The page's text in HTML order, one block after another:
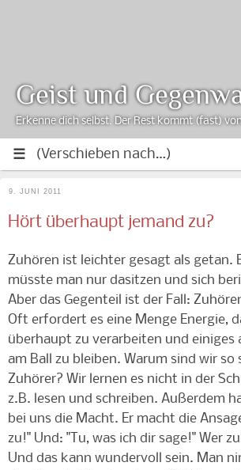
Geist und
Erkenne dich selbst. Der Rest kommt (fast)
9. JUNI 2011
Hört überhaupt jemand zu?
Zuhören ist leichter gesagt als getan.
müsste man nur dasitzen und sich
Aber das Gegenteil ist der Fall:
Oft erfordert es eine Menge Energie,
überhaupt zu verarbeiten und einiges
am Ball zu bleiben. Warum sind wir so
Zuhörer? Wir lernen es nicht in der
z.B. lesen und schreiben. Außerdem
bei uns die Macht. Er macht die
zu!" Und: "Tu, was ich dir sage!" Wer
Und das kann wundervoll sein. Man